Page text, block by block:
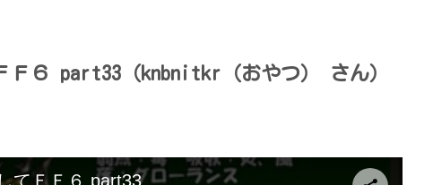
Ｆ６ part33（knbnitkr（おやつ） さん）